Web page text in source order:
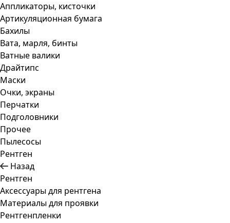
Аппликаторы, кисточки
Артикуляционная бумага
Бахилы
Вата, марля, бинты
Ватные валики
Драйтипс
Маски
Очки, экраны
Перчатки
Подголовники
Прочее
Пылесосы
Рентген
Назад
Рентген
Аксессуары для рентгена
Материалы для проявки
Рентгенпленки